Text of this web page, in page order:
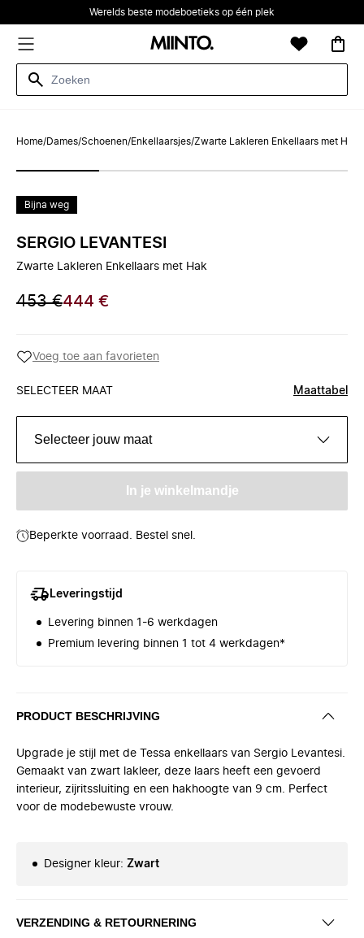
Werelds beste modeboetieks op één plek
Home/Dames/Schoenen/Enkellaarsjes/Zwarte Lakleren Enkellaars met Hak
Bijna weg
SERGIO LEVANTESI
Zwarte Lakleren Enkellaars met Hak
453 €444 €
Voeg toe aan favorieten
SELECTEER MAAT Maattabel
Selecteer jouw maat
In je winkelmandje
Beperkte voorraad. Bestel snel.
Leveringstijd
Levering binnen 1-6 werkdagen
Premium levering binnen 1 tot 4 werkdagen*
PRODUCT BESCHRIJVING
Upgrade je stijl met de Tessa enkellaars van Sergio Levantesi.
Gemaakt van zwart lakleer, deze laars heeft een gevoerd
interieur, zijritssluiting en een hakhoogte van 9 cm. Perfect
voor de modebewuste vrouw.
Designer kleur: Zwart
VERZENDING & RETOURNERING